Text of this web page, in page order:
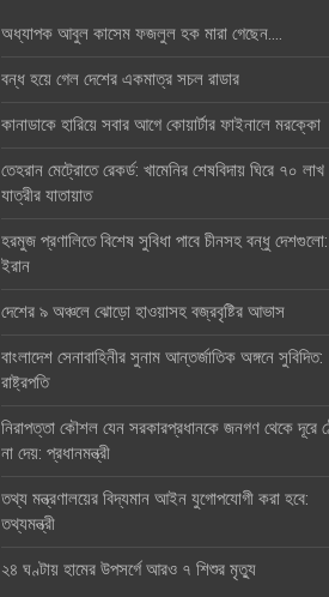
অধ্যাপক আবুল কাসেম ফজলুল হক মারা গেছেন….
বন্ধ হয়ে গেল দেশের একমাত্র সচল রাডার
কানাডাকে হারিয়ে সবার আগে কোয়ার্টার ফাইনালে মরক্কো
তেহরান মেট্রোতে রেকর্ড: খামেনির শেষবিদায় ঘিরে ৭০ লাখ
যাত্রীর যাতায়াত
হরমুজ প্রণালিতে বিশেষ সুবিধা পাবে চীনসহ বন্ধু দেশগুলো:
ইরান
দেশের ৯ অঞ্চলে ঝোড়ো হাওয়াসহ বজ্রবৃষ্টির আভাস
বাংলাদেশ সেনাবাহিনীর সুনাম আন্তর্জাতিক অঙ্গনে সুবিদিত:
রাষ্ট্রপতি
নিরাপত্তা কৌশল যেন সরকারপ্রধানকে জনগণ থেকে দূরে
না দেয়: প্রধানমন্ত্রী
তথ্য মন্ত্রণালয়ের বিদ্যমান আইন যুগোপযোগী করা হবে:
তথ্যমন্ত্রী
২৪ ঘণ্টায় হামের উপসর্গে আরও ৭ শিশুর মৃত্যু